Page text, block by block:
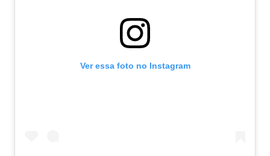
Ver essa foto no Instagram